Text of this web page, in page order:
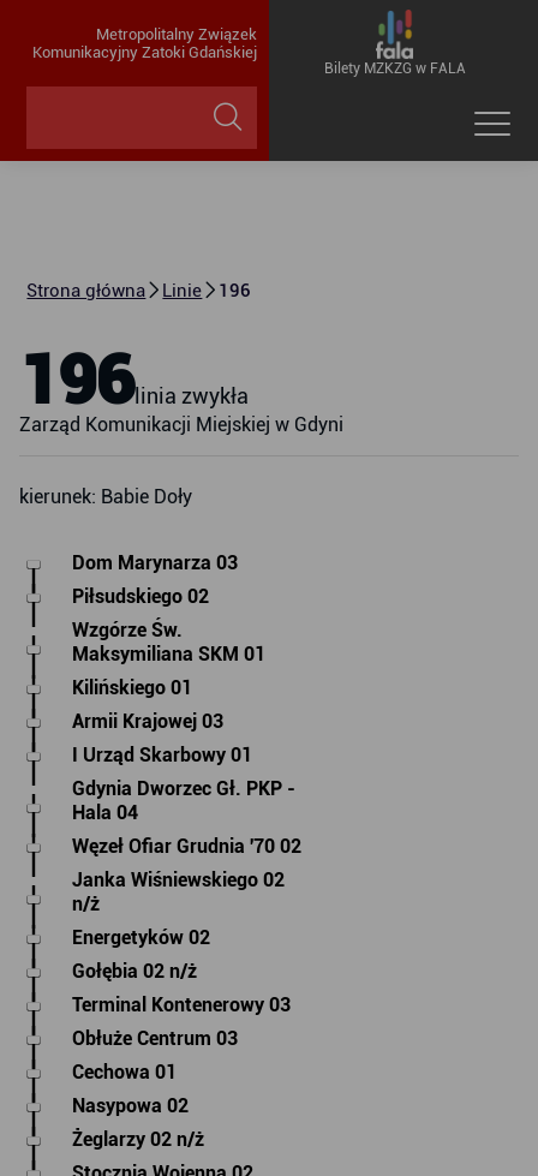
Metropolitalny Związek
Komunikacyjny Zatoki Gdańskiej
Bilety MZKZG w FALA
Strona główna Linie 196
196linia zwykła
Zarząd Komunikacji Miejskiej w Gdyni
kierunek: Babie Doły
Dom Marynarza 03
Piłsudskiego 02
Wzgórze Św.
Maksymiliana SKM 01
Kilińskiego 01
Armii Krajowej 03
I Urząd Skarbowy 01
Gdynia Dworzec Gł. PKP -
Hala 04
Węzeł Ofiar Grudnia '70 02
Janka Wiśniewskiego 02
n/ż
Energetyków 02
Gołębia 02 n/ż
Terminal Kontenerowy 03
Obłuże Centrum 03
Cechowa 01
Nasypowa 02
Żeglarzy 02 n/ż